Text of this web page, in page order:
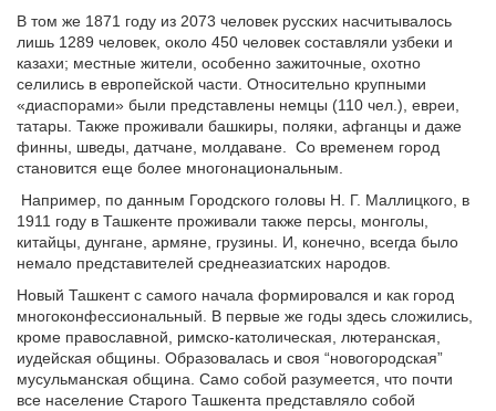
В том же 1871 году из 2073 человек русских насчитывалось
лишь 1289 человек, около 450 человек составляли узбеки и
казахи; местные жители, особенно зажиточные, охотно
селились в европейской части. Относительно крупными
«диаспорами» были представлены немцы (110 чел.), евреи,
татары. Также проживали башкиры, поляки, афганцы и даже
финны, шведы, датчане, молдаване. Со временем город
становится еще более многонациональным.
Например, по данным Городского головы Н. Г. Маллицкого, в
1911 году в Ташкенте проживали также персы, монголы,
китайцы, дунгане, армяне, грузины. И, конечно, всегда было
немало представителей среднеазиатских народов.
Новый Ташкент с самого начала формировался и как город
многоконфессиональный. В первые же годы здесь сложились,
кроме православной, римско-католическая, лютеранская,
иудейская общины. Образовалась и своя “новогородская”
мусульманская община. Само собой разумеется, что почти
все население Старого Ташкента представляло собой